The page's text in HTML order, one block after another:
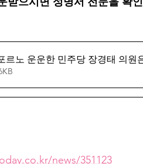
르노 운운한 민주당 장경태 의
news/351123